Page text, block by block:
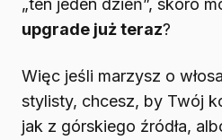
„ten jeden dzień”, skoro
upgrade już teraz?
Więc jeśli marzysz o
stylisty, chcesz, by Twój
jak z górskiego źródła,